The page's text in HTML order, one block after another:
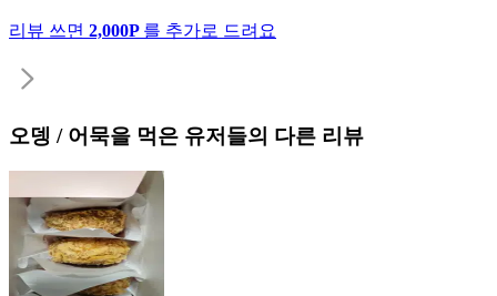
리뷰 쓰면 2,000P 를 추가로 드려요
오뎅 / 어묵을 먹은 유저들의 다른 리뷰